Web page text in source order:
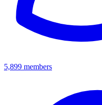
5,899 members